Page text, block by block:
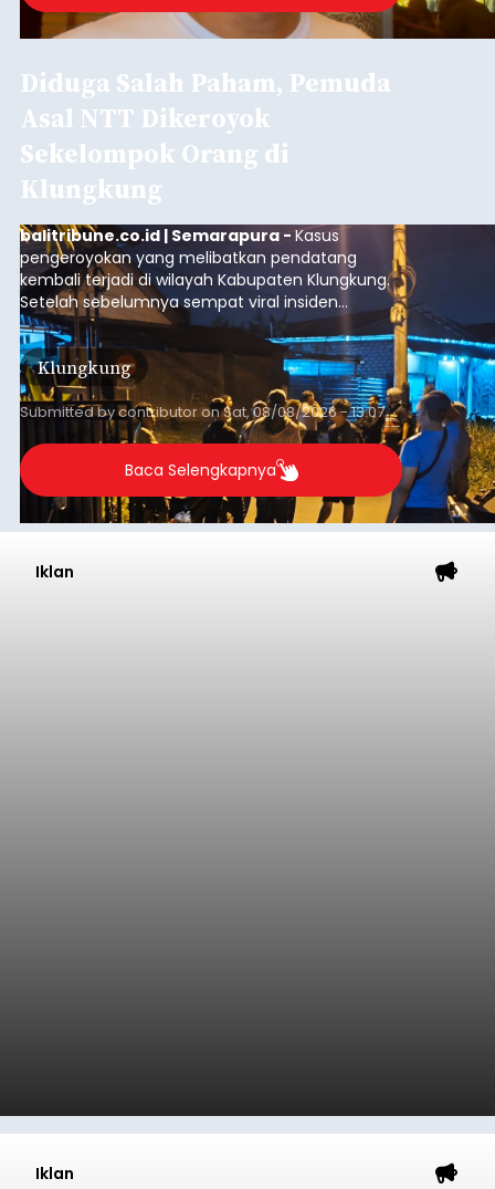
Diduga Salah Paham, Pemuda
Asal NTT Dikeroyok
Sekelompok Orang di
Klungkung
balitribune.co.id | Semarapura -Kasus
pengeroyokan yang melibatkan pendatang
kembali terjadi di wilayah Kabupaten Klungkung.
Setelah sebelumnya sempat viral insiden
keributan di barat Pasar Galiran, peristiwa serupa
kini menimpa seorang pemuda asal Kabupaten
Sumba Barat Daya (SBD), Nusa Tenggara Timur
(NTT).
Klungkung
Submitted bycontributoronSat, 08/08/2026 - 13:07
Baca Selengkapnya
Iklan
Iklan